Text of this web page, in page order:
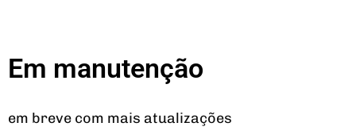
Em manutenção
em breve com mais atualizações